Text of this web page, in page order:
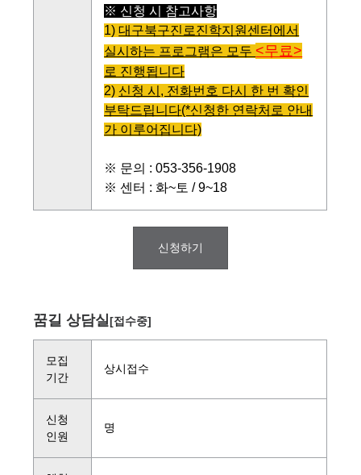
※ 신청 시 참고사항
1)대구북구진로진학지원센터에서
실시하는 프로그램은 모두 <무료>
로 진행됩니다
2) 신청 시, 전화번호 다시 한 번 확인
부탁드립니다(*신청한 연락처로 안내
가 이루어집니다)
※ 문의 : 053-356-1908
※ 센터 : 화~토 / 9~18
신청하기
꿈길 상담실[접수중]
모집
기간
상시접수
신청
인원
명